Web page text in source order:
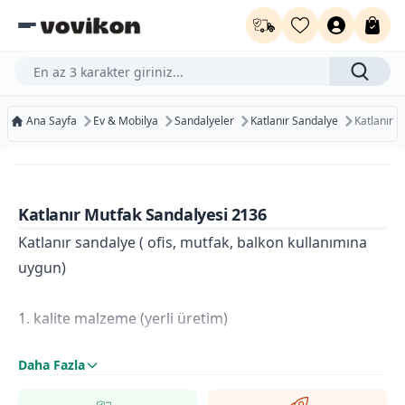
Ürün, kategori veya marka ara...
Ana Sayfa Ev & Mobilya Sandalyeler Katlanır Sandalye Katlanır
Bugün Kargoda
Katlanır Mutfak Sandalyesi 2136
Katlanır sandalye ( ofis, mutfak, balkon kullanımına
uygun)
1. kalite malzeme (yerli üretim)
Suni deri kaplama yüzey ( sünger dolgulu)
Daha Fazla